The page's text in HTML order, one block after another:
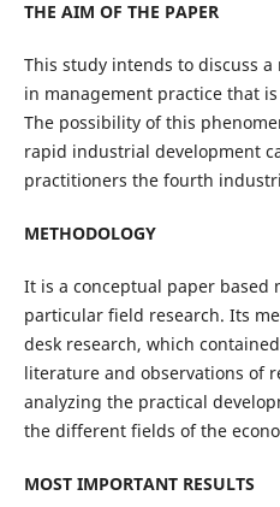
THE AIM OF THE PAPER
This study intends to discuss
in management practice that
The possibility of this
rapid industrial development
practitioners the fourth
METHODOLOGY
It is a conceptual paper based
particular field research. Its
desk research, which
literature and observations of
analyzing the practical
the different fields of the
MOST IMPORTANT RESULTS